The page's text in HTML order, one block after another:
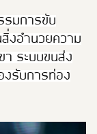
รมการขับ
งอำนวยความ
า ระบบขนส่ง
งรับการท่อง